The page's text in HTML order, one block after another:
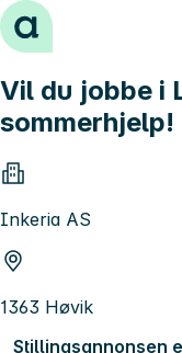
Hopp til innhold
Vil du jobbe i
sommerhjelp!
Inkeria AS
1363 Høvik
Stillingsannonsen